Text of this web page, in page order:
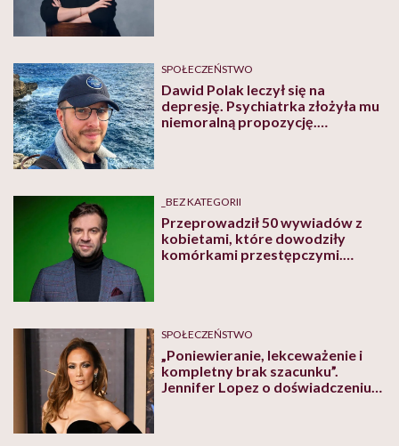
SPOŁECZEŃSTWO
Dawid Polak leczył się na
depresję. Psychiatrka złożyła mu
niemoralną propozycję.
_BEZ KATEGORII
Przeprowadził 50 wywiadów z
kobietami, które dowodziły
komórkami przestępczymi.
SPOŁECZEŃSTWO
„Poniewieranie, lekceważenie i
kompletny brak szacunku”.
Jennifer Lopez o doświadczeniu